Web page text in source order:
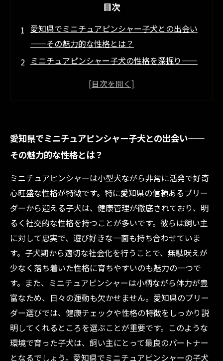
目次
愛知県でミニチュアピンシャー子犬との出会い
——その魅力的な性格とは？
ミニチュアピンシャー子犬の性格を深掘り——
信頼できる愛知県のブリーダー選び——健康管
——家族として迎える前に知るべきこと
愛知県で理想のミニチュアピンシャー子犬を迎
えた後の暮らし——性格に合わせたケア方法
ミニチュアピンシャーの子犬が教えてくれる喜
びと魅力とは？
初心者でも安心！愛知県のブリーダーが語るミ
ニチュアピンシャー子犬の性格特徴
愛知県でミニチュアピンシャー子犬との出会い——
その魅力的な性格とは？
ミニチュアピンシャーは小型犬ながら非常に活発で好奇
心旺盛な性格が特徴です。特に愛知県の信頼あるブリー
ダーから迎える子犬は、健康管理が徹底されており、明
るく社交的な性格を持つことが多いです。彼らは飼い主
に対して忠実で、遊び好きな一面も持ち合わせていま
す。子犬期から適切な社会化を行うことで、無駄吠えが
少なく落ち着いた性格に育ちやすいのも魅力の一つで
す。また、ミニチュアピンシャーは小柄ながら体力が豊
富なため、日々の運動も欠かせません。愛知県のブリー
ダー選びでは、健康チェックや性格の特徴をしっかり説
明してくれるところを選ぶことが重要です。このような
環境で育った子犬は、飼い主にとって最良のパートナー
となるでしょう。愛知県でミニチュアピンシャーの子犬